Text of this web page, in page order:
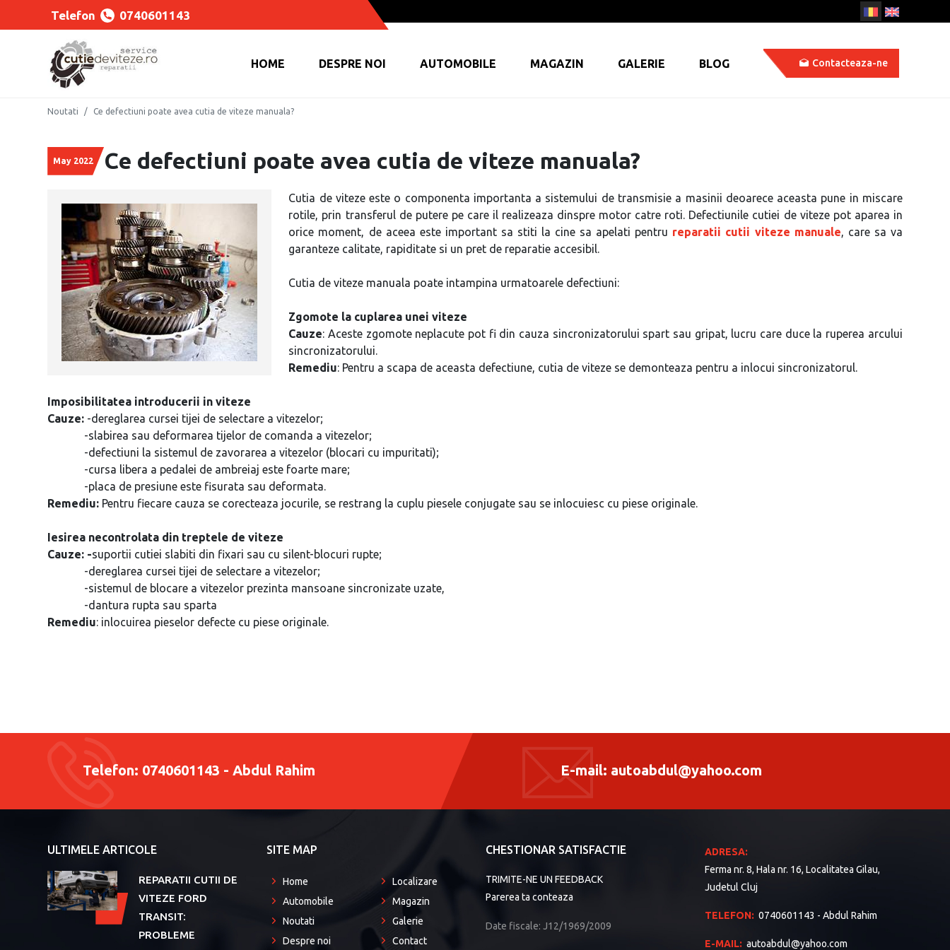
Telefon 0740601143
HOME DESPRE NOI AUTOMOBILE MAGAZIN GALERIE BLOG Contacteaza-ne
Noutati Ce defectiuni poate avea cutia de viteze manuala?
May 2022 Ce defectiuni poate avea cutia de viteze manuala?
Cutia de viteze este o componenta importanta a sistemului de transmisie a masinii deoarece aceasta pune in miscare
rotile, prin transferul de putere pe care il realizeaza dinspre motor catre roti. Defectiunile cutiei de viteze pot aparea in
orice moment, de aceea este important sa stiti la cine sa apelati pentru reparatii cutii viteze manuale, care sa va
garanteze calitate, rapiditate si un pret de reparatie accesibil.
Cutia de viteze manuala poate intampina urmatoarele defectiuni:
Zgomote la cuplarea unei viteze
Cauze: Aceste zgomote neplacute pot fi din cauza sincronizatorului spart sau gripat, lucru care duce la ruperea arcului
sincronizatorului.
Remediu: Pentru a scapa de aceasta defectiune, cutia de viteze se demonteaza pentru a inlocui sincronizatorul.
Imposibilitatea introducerii in viteze
Cauze: -dereglarea cursei tijei de selectare a vitezelor;
-slabirea sau deformarea tijelor de comanda a vitezelor;
-defectiuni la sistemul de zavorarea a vitezelor (blocari cu impuritati);
-cursa libera a pedalei de ambreiaj este foarte mare;
-placa de presiune este fisurata sau deformata.
Remediu: Pentru fiecare cauza se corecteaza jocurile, se restrang la cuplu piesele conjugate sau se inlocuiesc cu piese originale.
Iesirea necontrolata din treptele de viteze
Cauze: -suportii cutiei slabiti din fixari sau cu silent-blocuri rupte;
-dereglarea cursei tijei de selectare a vitezelor;
-sistemul de blocare a vitezelor prezinta mansoane sincronizate uzate,
-dantura rupta sau sparta
Remediu: inlocuirea pieselor defecte cu piese originale.
ULTIMELE ARTICOLE
Aug
REPARATII CUTII DE
VITEZE FORD
TRANSIT:
PROBLEME
Telefon: 0740601143 - Abdul Rahim E-mail: autoabdul@yahoo.com
SITE MAP
Home
Automobile
Noutati
Despre noi
Localizare
Magazin
Galerie
Contact
CHESTIONAR SATISFACTIE
TRIMITE-NE UN FEEDBACK
Parerea ta conteaza
Date fiscale: J12/1969/2009
ADRESA:
Ferma nr. 8, Hala nr. 16, Localitatea Gilau,
Judetul Cluj
TELEFON: 0740601143 - Abdul Rahim
E-MAIL: autoabdul@yahoo.com